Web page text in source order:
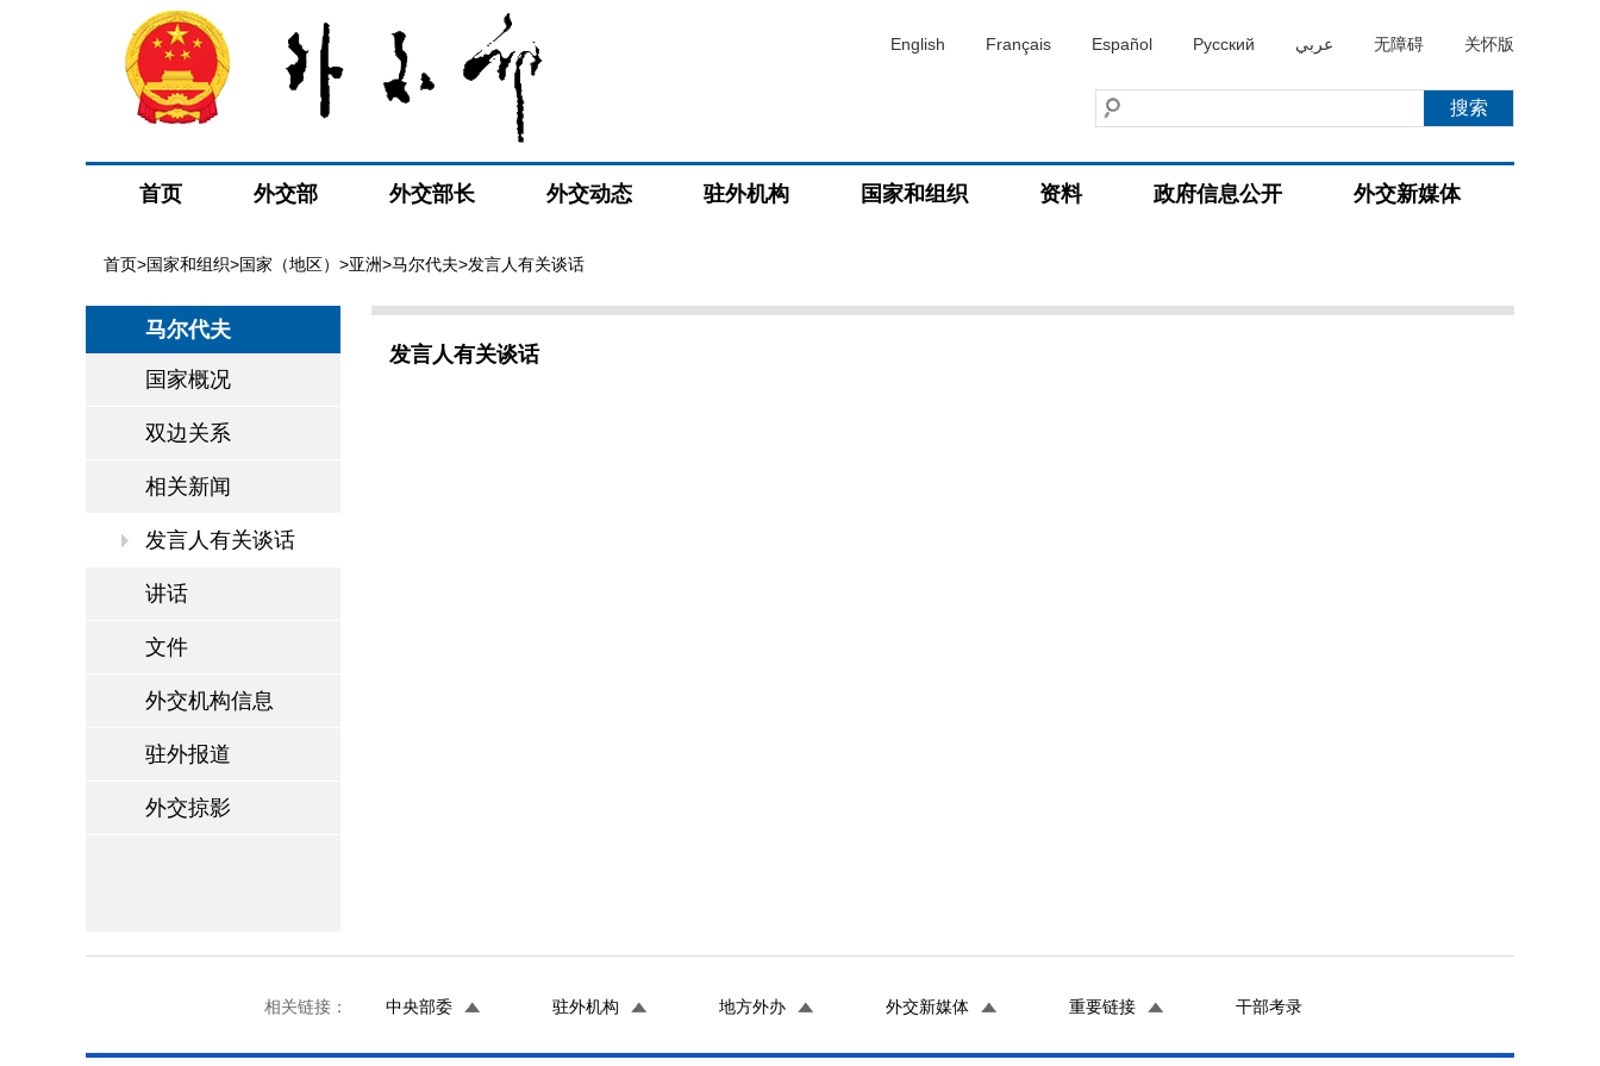
English Français Español Русский عربي 无障碍 关怀版
首页 外交部 外交部长 外交动态 驻外机构 国家和组织 资料 政府信息公开 外交新媒体
首页>国家和组织>国家（地区） >亚洲>马尔代夫>发言人有关谈话
马尔代夫
国家概况
双边关系
相关新闻
发言人有关谈话
讲话
文件
外交机构信息
驻外报道
外交掠影
发言人有关谈话
相关链接： 中央部委 驻外机构 地方外办 外交新媒体 重要链接 干部考录